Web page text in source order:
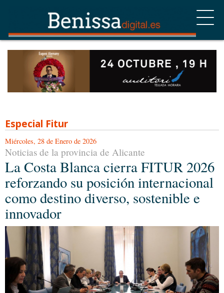
Especial Fitur
Miércoles, 28 de Enero de 2026
Noticias de la provincia de Alicante
La Costa Blanca cierra FITUR 2026
reforzando su posición internacional
como destino diverso, sostenible e
innovador